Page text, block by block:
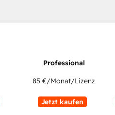
85 €/Monat/Lizenz
Jetzt kaufen